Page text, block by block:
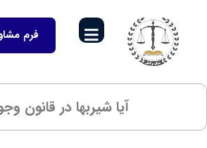
فرم
آیا شیربها در قانون